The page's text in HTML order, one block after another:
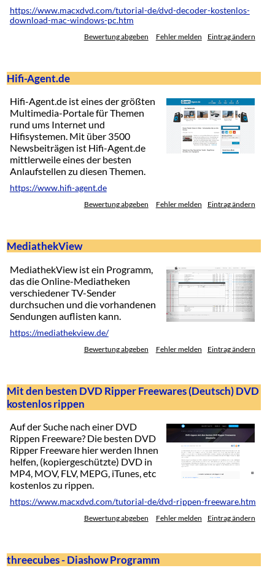
https://www.macxdvd.com/tutorial-de/dvd-decoder-kostenlos-
download-mac-windows-pc.htm
Bewertung abgeben Fehler melden Eintrag ändern
Hifi-Agent.de
Hifi-Agent.de ist eines der größten
Multimedia-Portale für Themen
rund ums Internet und
Hifisystemen. Mit über 3500
Newsbeiträgen ist Hifi-Agent.de
mittlerweile eines der besten
Anlaufstellen zu diesen Themen.
https://www.hifi-agent.de
Bewertung abgeben Fehler melden Eintrag ändern
MediathekView
MediathekView ist ein Programm,
das die Online-Mediatheken
verschiedener TV-Sender
durchsuchen und die vorhandenen
Sendungen auflisten kann.
https://mediathekview.de/
Bewertung abgeben Fehler melden Eintrag ändern
Mit den besten DVD Ripper Freewares (Deutsch) DVD
kostenlos rippen
Auf der Suche nach einer DVD
Rippen Freeware? Die besten DVD
Ripper Freeware hier werden Ihnen
helfen, (kopiergeschützte) DVD in
MP4, MOV, FLV, MEPG, iTunes, etc
kostenlos zu rippen.
https://www.macxdvd.com/tutorial-de/dvd-rippen-freeware.htm
Bewertung abgeben Fehler melden Eintrag ändern
threecubes - Diashow Programm